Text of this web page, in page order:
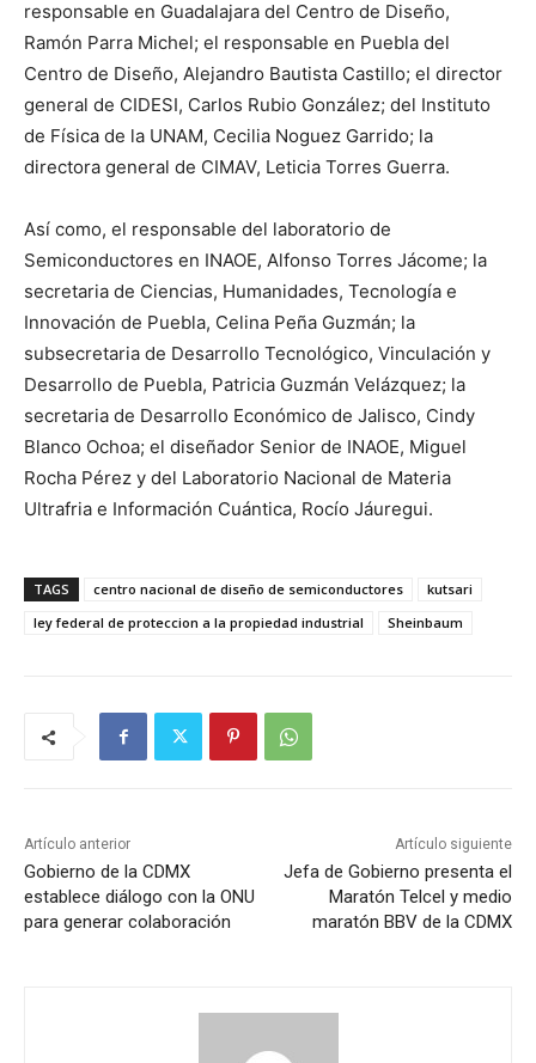
responsable en Guadalajara del Centro de Diseño,
Ramón Parra Michel; el responsable en Puebla del
Centro de Diseño, Alejandro Bautista Castillo; el director
general de CIDESI, Carlos Rubio González; del Instituto
de Física de la UNAM, Cecilia Noguez Garrido; la
directora general de CIMAV, Leticia Torres Guerra.
Así como, el responsable del laboratorio de
Semiconductores en INAOE, Alfonso Torres Jácome; la
secretaria de Ciencias, Humanidades, Tecnología e
Innovación de Puebla, Celina Peña Guzmán; la
subsecretaria de Desarrollo Tecnológico, Vinculación y
Desarrollo de Puebla, Patricia Guzmán Velázquez; la
secretaria de Desarrollo Económico de Jalisco, Cindy
Blanco Ochoa; el diseñador Senior de INAOE, Miguel
Rocha Pérez y del Laboratorio Nacional de Materia
Ultrafria e Información Cuántica, Rocío Jáuregui.
TAGS centro nacional de diseño de semiconductores
kutsari
ley federal de proteccion a la propiedad industrial
Sheinbaum
Artículo anterior
Gobierno de la CDMX
establece diálogo con la ONU
para generar colaboración
Artículo siguiente
Jefa de Gobierno presenta el
Maratón Telcel y medio
maratón BBV de la CDMX